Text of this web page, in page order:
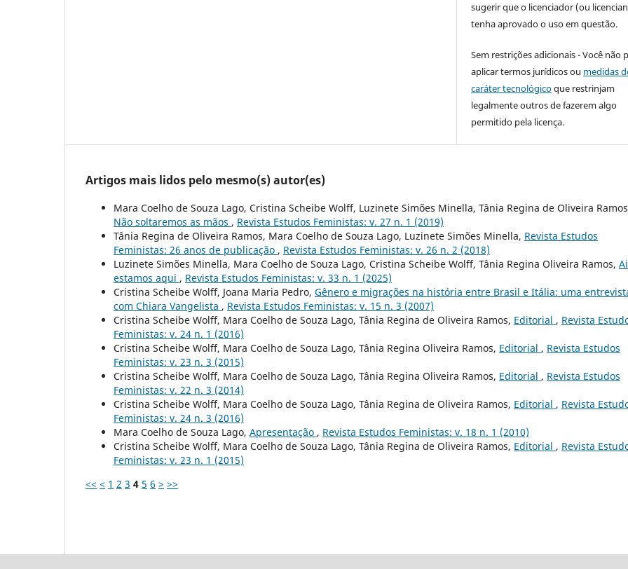
sugerir que o licenciador (ou
tenha aprovado o uso em questão.
Sem restrições adicionais - Você não
aplicar termos jurídicos ou medidas
caráter tecnológicoque restrinjam
legalmente outros de fazerem algo
permitido pela licença.
Artigos mais lidos pelo mesmo(s) autor(es)
Mara Coelho de Souza Lago, Cristina Scheibe Wolff, Luzinete Simões Minella, Tânia Regina de Oliveira
Não soltaremos as mãos , Revista Estudos Feministas: v. 27 n. 1 (2019)
Tânia Regina de Oliveira Ramos, Mara Coelho de Souza Lago, Luzinete Simões Minella, Revista Estudos
Feministas: 26 anos de publicação , Revista Estudos Feministas: v. 26 n. 2 (2018)
Luzinete Simões Minella, Mara Coelho de Souza Lago, Cristina Scheibe Wolff, Tânia Regina Oliveira Ramos,
estamos aqui , Revista Estudos Feministas: v. 33 n. 1 (2025)
Cristina Scheibe Wolff, Joana Maria Pedro, Gênero e migrações na história entre Brasil e Itália: uma
com Chiara Vangelista , Revista Estudos Feministas: v. 15 n. 3 (2007)
Cristina Scheibe Wolff, Mara Coelho de Souza Lago, Tânia Regina de Oliveira Ramos, Editorial , Revista
Feministas: v. 24 n. 1 (2016)
Cristina Scheibe Wolff, Mara Coelho de Souza Lago, Tânia Regina Oliveira Ramos, Editorial , Revista Estudos
Feministas: v. 23 n. 3 (2015)
Cristina Scheibe Wolff, Mara Coelho de Souza Lago, Tânia Regina Oliveira Ramos, Editorial , Revista Estudos
Feministas: v. 22 n. 3 (2014)
Cristina Scheibe Wolff, Mara Coelho de Souza Lago, Tânia Regina de Oliveira Ramos, Editorial , Revista
Feministas: v. 24 n. 3 (2016)
Mara Coelho de Souza Lago, Apresentação , Revista Estudos Feministas: v. 18 n. 1 (2010)
Cristina Scheibe Wolff, Mara Coelho de Souza Lago, Tânia Regina de Oliveira Ramos, Editorial , Revista
Feministas: v. 23 n. 1 (2015)
<< < 1 2 3 4 5 6 > >>